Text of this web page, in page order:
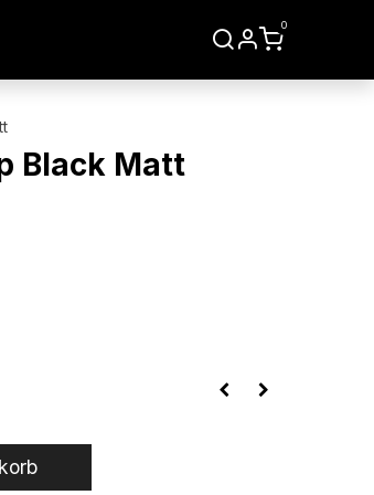
0
Black Matt